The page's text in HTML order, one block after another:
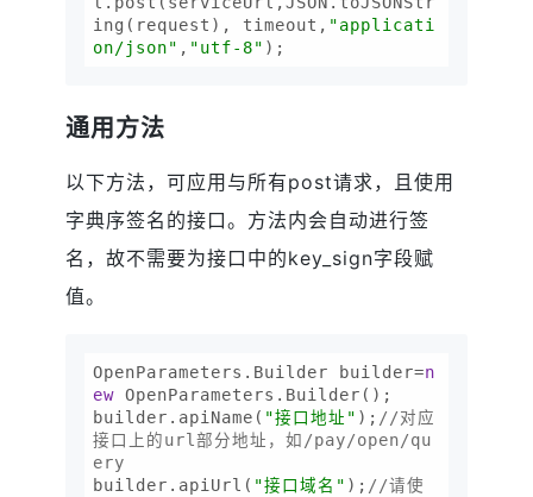
ing(request), timeout, "applicati
on/json" , "utf-8"
通用方法
以下方法，可应用与所有post请求，且使用
字典序签名的接口。方法内会自动进行签
名，故不需要为接口中的key_sign字段赋
值。
OpenParameters.Builder builder=n
ew OpenParameters.Builder();
builder.apiName( "接口地址" ); //对应
接口上的url部分地址，如/pay/open/qu
ery
builder.apiUrl( "接口域名" ); //请使